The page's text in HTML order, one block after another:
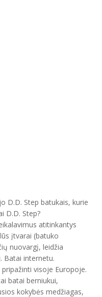
D.D. Step batukais, kurie
D.D. Step?
atitinkantys
įtvarai (batuko
nuovargį, leidžia
Batai internetu.
visoje Europoje.
batai berniukui,
kokybės medžiagas,